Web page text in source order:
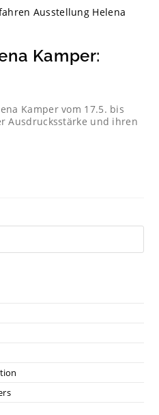
Kamper:
Kamper vom 17.5. bis
Ausdrucksstärke und ihren